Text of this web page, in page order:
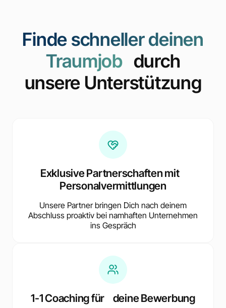
Finde schneller deinen
Traumjobdurch
unsere Unterstützung
Exklusive Partnerschaften mit
Personalvermittlungen
Unsere Partner bringen Dich nach deinem
Abschluss proaktiv bei namhaften Unternehmen
ins Gespräch
1-1 Coaching für deine Bewerbung